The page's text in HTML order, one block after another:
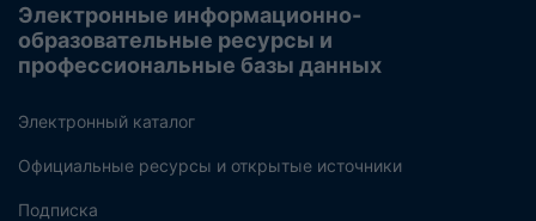
Электронные информационно-
образовательные ресурсы и
профессиональные базы данных
Электронный каталог
Официальные ресурсы и открытые источники
Подписка